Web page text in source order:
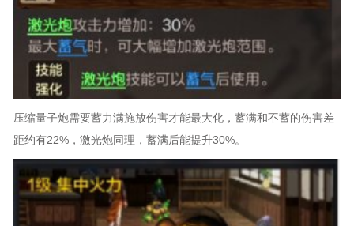
压缩量子炮需要蓄力满施放伤害才能最大化，蓄满和不蓄的伤害差
距约有22%，激光炮同理，蓄满后能提升30%。